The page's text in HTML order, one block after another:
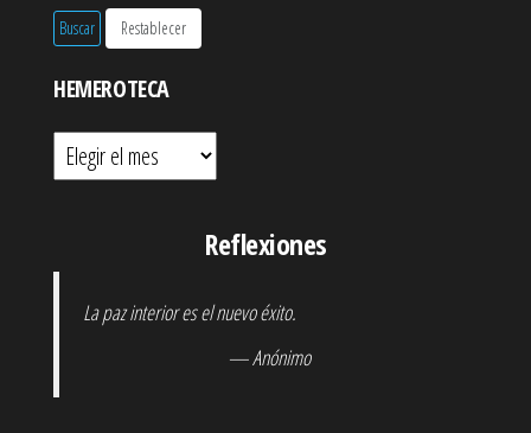
HEMEROTECA
Hemeroteca
Reflexiones
La paz interior es el nuevo éxito.
— Anónimo